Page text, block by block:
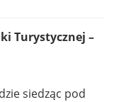
Turystycznej –
siedząc pod